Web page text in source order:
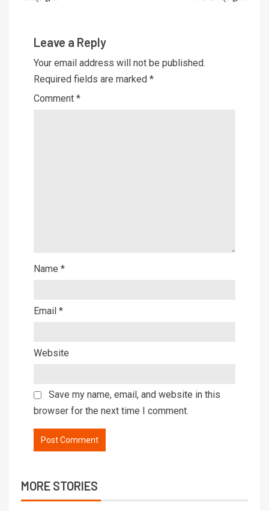
Leave a Reply
Your email address will not be published.
Required fields are marked *
Comment *
Name *
Email *
Website
Save my name, email, and website in this
browser for the next time I comment.
MORE STORIES